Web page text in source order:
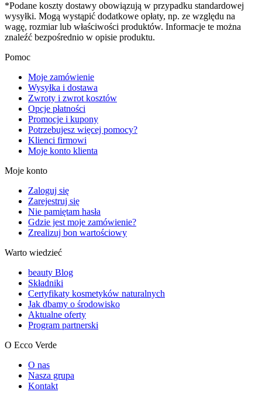
*Podane koszty dostawy obowiązują w przypadku standardowej
wysyłki. Mogą wystąpić dodatkowe opłaty, np. ze względu na
wagę, rozmiar lub właściwości produktów. Informacje te można
znaleźć bezpośrednio w opisie produktu.
Pomoc
Moje zamówienie
Wysyłka i dostawa
Zwroty i zwrot kosztów
Opcje płatności
Promocje i kupony
Potrzebujesz więcej pomocy?
Klienci firmowi
Moje konto klienta
Moje konto
Zaloguj się
Zarejestruj się
Nie pamiętam hasła
Gdzie jest moje zamówienie?
Zrealizuj bon wartościowy
Warto wiedzieć
beauty Blog
Składniki
Certyfikaty kosmetyków naturalnych
Jak dbamy o środowisko
Aktualne oferty
Program partnerski
O Ecco Verde
O nas
Nasza grupa
Kontakt